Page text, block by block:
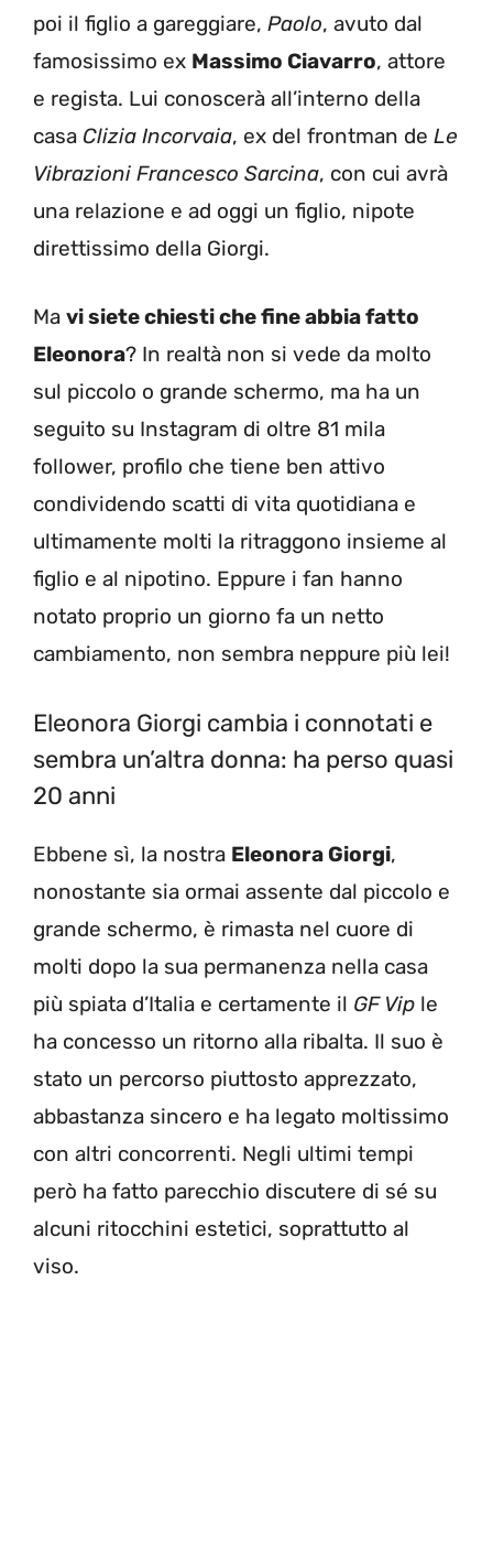
poi il figlio a gareggiare, Paolo, avuto dal
famosissimo ex Massimo Ciavarro, attore
e regista. Lui conoscerà all’interno della
casa Clizia Incorvaia, ex del frontman de Le
Vibrazioni Francesco Sarcina, con cui avrà
una relazione e ad oggi un figlio, nipote
direttissimo della Giorgi.
Ma vi siete chiesti che fine abbia fatto
Eleonora? In realtà non si vede da molto
sul piccolo o grande schermo, ma ha un
seguito su Instagram di oltre 81 mila
follower, profilo che tiene ben attivo
condividendo scatti di vita quotidiana e
ultimamente molti la ritraggono insieme al
figlio e al nipotino. Eppure i fan hanno
notato proprio un giorno fa un netto
cambiamento, non sembra neppure più lei!
Eleonora Giorgi cambia i connotati e
sembra un’altra donna: ha perso quasi
20 anni
Ebbene sì, la nostra Eleonora Giorgi,
nonostante sia ormai assente dal piccolo e
grande schermo, è rimasta nel cuore di
molti dopo la sua permanenza nella casa
più spiata d’Italia e certamente il GF Vip le
ha concesso un ritorno alla ribalta. Il suo è
stato un percorso piuttosto apprezzato,
abbastanza sincero e ha legato moltissimo
con altri concorrenti. Negli ultimi tempi
però ha fatto parecchio discutere di sé su
alcuni ritocchini estetici, soprattutto al
viso.